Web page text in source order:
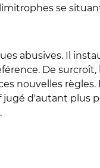
se
abusives. Il
De
nouvelles règles.
jugé d'autant plus